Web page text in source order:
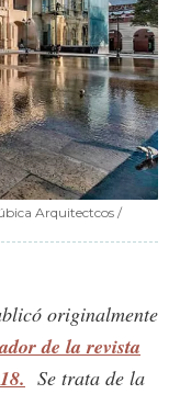
Arquitectcos /
originalmente
de la revista
Se trata de la